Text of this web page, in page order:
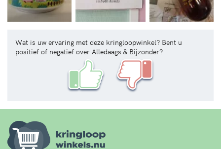
Wat is uw ervaring met deze kringloopwinkel? Bent u
positief of negatief over Alledaags & Bijzonder?